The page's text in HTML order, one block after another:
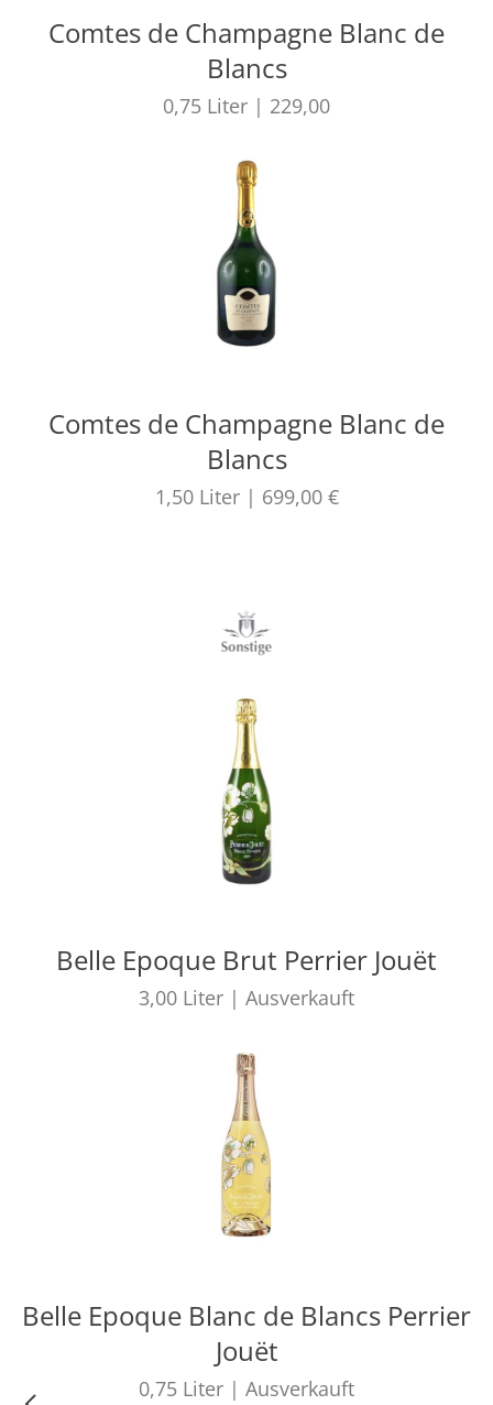
Comtes de Champagne Blanc de
Blancs
0,75 Liter | 229,00
Comtes de Champagne Blanc de
Blancs
1,50 Liter | 699,00 €
Belle Epoque Brut Perrier Jouët
3,00 Liter | Ausverkauft
Belle Epoque Blanc de Blancs Perrier
Jouët
0,75 Liter | Ausverkauft